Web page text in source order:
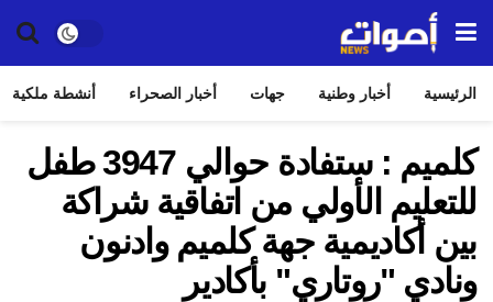
الرئيسية أخبار وطنية جهات أخبار الصحراء أنشطة ملكية
كلميم : ستفادة حوالي 3947 طفل
للتعليم الأولي من اتفاقية شراكة
بين أكاديمية جهة كلميم وادنون
ونادي "روتاري" بأكادير